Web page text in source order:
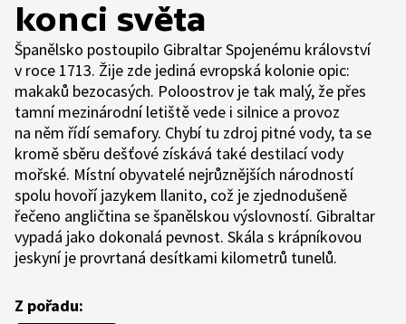
konci světa
Španělsko postoupilo Gibraltar Spojenému království
v roce 1713. Žije zde jediná evropská kolonie opic:
makaků bezocasých. Poloostrov je tak malý, že přes
tamní mezinárodní letiště vede i silnice a provoz
na něm řídí semafory. Chybí tu zdroj pitné vody, ta se
kromě sběru dešťové získává také destilací vody
mořské. Místní obyvatelé nejrůznějších národností
spolu hovoří jazykem llanito, což je zjednodušeně
řečeno angličtina se španělskou výslovností. Gibraltar
vypadá jako dokonalá pevnost. Skála s krápníkovou
jeskyní je provrtaná desítkami kilometrů tunelů.
Z pořadu: